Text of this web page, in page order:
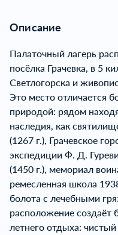
Описание
Палаточный лагерь
посёлка Грачевка, в 5
Светлогорска и
Это место отличается
природой: рядом
наследия, как
(1267 г.), Грачевское
экспедиции Ф. Д.
(1450 г.), мемориал
ремесленная школа
болота с лечебными
расположение создаёт
летнего отдыха: